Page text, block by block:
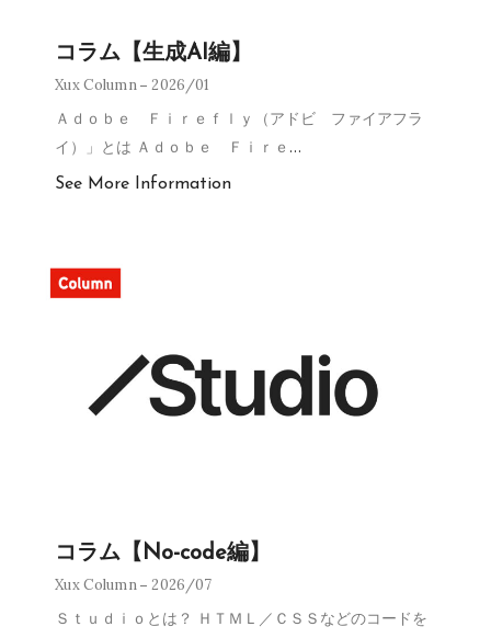
コラム【生成AI編】
Xux Column 2026/01
Ａｄｏｂｅ Ｆｉｒｅｆｌｙ（アドビ ファイアフラ
イ）」とは Ａｄｏｂｅ Ｆｉｒｅ …
See More Information
コラム【No-code編】
Xux Column 2026/07
Ｓｔｕｄｉｏとは？ ＨＴＭＬ／ＣＳＳなどのコードを